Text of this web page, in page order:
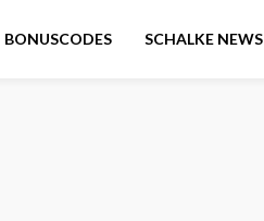
BONUSCODES SCHALKE NEWS